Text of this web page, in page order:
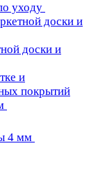
уходу
доски и
доски и
и
покрытий
4 мм